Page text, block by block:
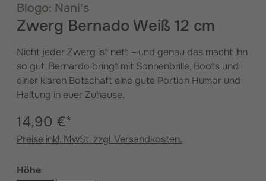
Blogo: Nani's
Zwerg Bernado Weiß 12 cm
Nicht jeder Zwerg ist nett – und genau das macht ihn
so gut. Bernardo bringt mit Sonnenbrille, Boots und
einer klaren Botschaft eine gute Portion Humor und
Haltung in euer Zuhause.
14,90 €*
Preise inkl. MwSt. zzgl. Versandkosten.
Höheauswählen